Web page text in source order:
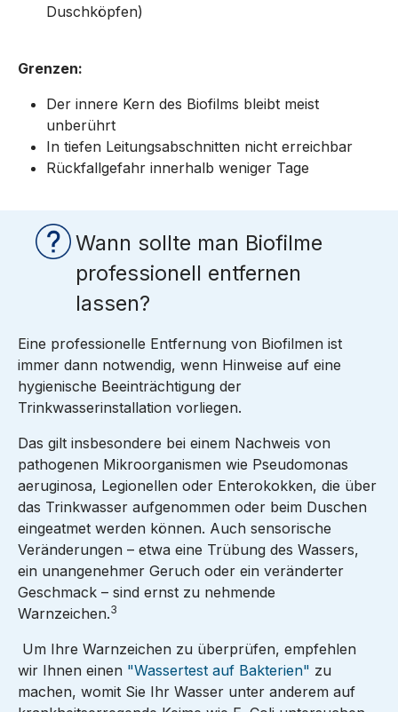
Duschköpfen)
Grenzen:
Der innere Kern des Biofilms bleibt meist
unberührt
In tiefen Leitungsabschnitten nicht erreichbar
Rückfallgefahr innerhalb weniger Tage
Wann sollte man Biofilme
professionell entfernen
lassen?
Eine professionelle Entfernung von Biofilmen ist
immer dann notwendig, wenn Hinweise auf eine
hygienische Beeinträchtigung der
Trinkwasserinstallation vorliegen.
Das gilt insbesondere bei einem Nachweis von
pathogenen Mikroorganismen wie Pseudomonas
aeruginosa, Legionellen oder Enterokokken, die über
das Trinkwasser aufgenommen oder beim Duschen
eingeatmet werden können. Auch sensorische
Veränderungen – etwa eine Trübung des Wassers,
ein unangenehmer Geruch oder ein veränderter
Geschmack – sind ernst zu nehmende
Warnzeichen.3
Um Ihre Warnzeichen zu überprüfen, empfehlen
wir Ihnen einen "Wassertest auf Bakterien" zu
machen, womit Sie Ihr Wasser unter anderem auf